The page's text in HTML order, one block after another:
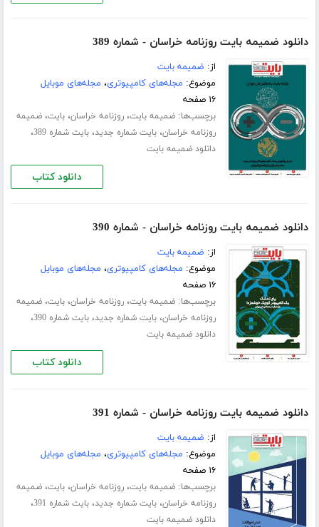
دانلود ضمیمه بایت روزنامه خراسان - شماره 389
از: ضمیمه بایت
موضوع: مجله‌های کامپیوتری، مجله‌های موبایل
۱۶ صفحه
برچسب‌ها:ضمیمه بایت،روزنامه خراسان،بایت،ضمیمه
روزنامه خراسان،بایت شماره جدید،بایت شماره 389 ،
دانلود ضمیمه بایت
دانلود کتاب
دانلود ضمیمه بایت روزنامه خراسان - شماره 390
از: ضمیمه بایت
موضوع: مجله‌های کامپیوتری، مجله‌های موبایل
۱۶ صفحه
برچسب‌ها:ضمیمه بایت،روزنامه خراسان،بایت،ضمیمه
روزنامه خراسان،بایت شماره جدید،بایت شماره 390 ،
دانلود ضمیمه بایت
دانلود کتاب
دانلود ضمیمه بایت روزنامه خراسان - شماره 391
از: ضمیمه بایت
موضوع: مجله‌های کامپیوتری، مجله‌های موبایل
۱۶ صفحه
برچسب‌ها:ضمیمه بایت،روزنامه خراسان،بایت،ضمیمه
روزنامه خراسان،بایت شماره جدید،بایت شماره 391 ،
دانلود ضمیمه بایت